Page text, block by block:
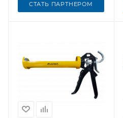
СТАТЬ ПАРТНЕРОМ